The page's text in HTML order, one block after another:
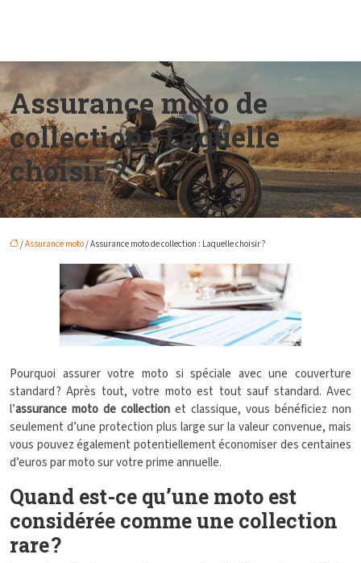
Assurance moto de
collection : Laquelle
choisir ?
/Assurance moto/ Assurance moto de collection : Laquelle choisir ?
Pourquoi assurer votre moto si spéciale avec une couverture
standard ? Après tout, votre moto est tout sauf standard. Avec
l’assurance moto de collection et classique, vous bénéficiez non
seulement d’une protection plus large sur la valeur convenue, mais
vous pouvez également potentiellement économiser des centaines
d’euros par moto sur votre prime annuelle.
Quand est-ce qu’une moto est
considérée comme une collection
rare ?